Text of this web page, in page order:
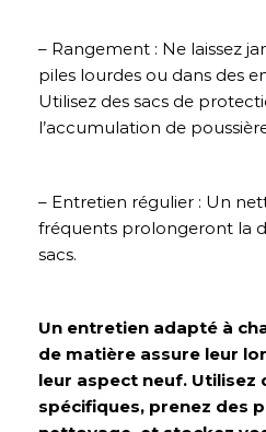
– Rangement : Ne laissez
piles lourdes ou dans des
Utilisez des sacs de
l’accumulation de
– Entretien régulier : Un
fréquents prolongeront la
sacs.
Un entretien adapté à
de matière assure leur
leur aspect neuf. Utilisez
spécifiques, prenez des